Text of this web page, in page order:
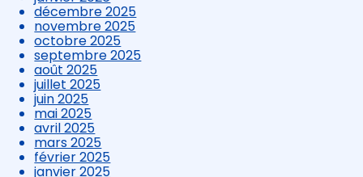
décembre 2025
novembre 2025
octobre 2025
septembre 2025
août 2025
juillet 2025
juin 2025
mai 2025
avril 2025
mars 2025
février 2025
janvier 2025